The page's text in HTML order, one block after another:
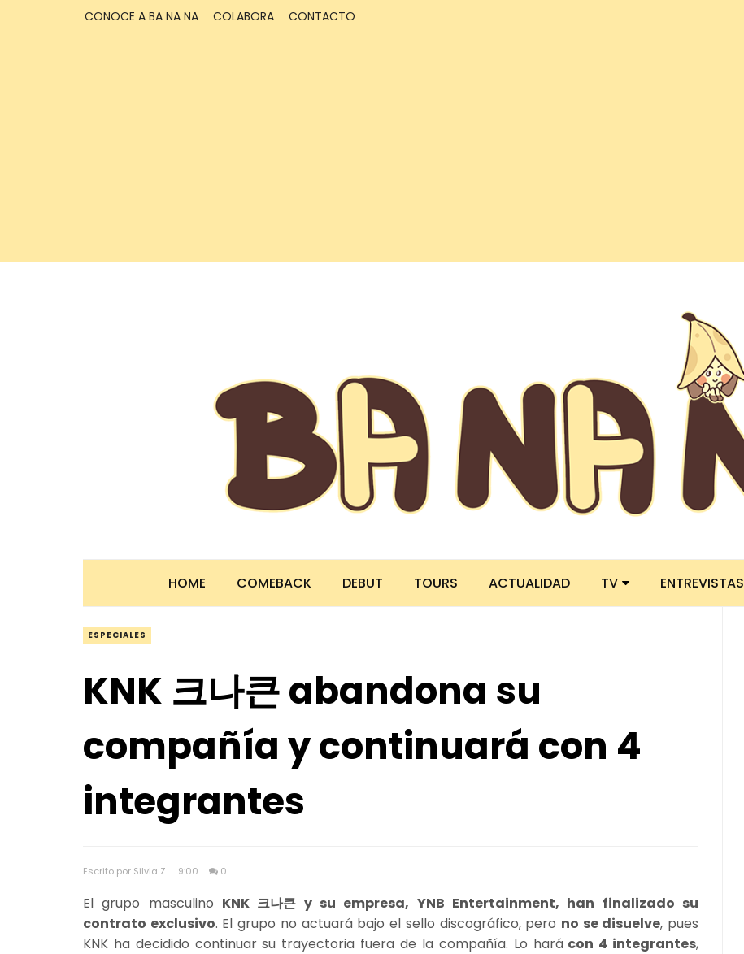
CONOCE A BA NA NA COLABORA CONTACTO
HOME COMEBACK DEBUT TOURS ACTUALIDAD TV ENTREVISTAS
ESPECIALES
KNK 크나큰 abandona su
compañía y continuará con 4
integrantes
Escrito por Silvia Z. 9:00 0
El grupo masculino KNK 크나큰 y su empresa, YNB Entertainment, han finalizado su
contrato exclusivo. El grupo no actuará bajo el sello discográfico, pero no se disuelve, pues
KNK ha decidido continuar su trayectoria fuera de la compañía. Lo harácon 4 integrantes,